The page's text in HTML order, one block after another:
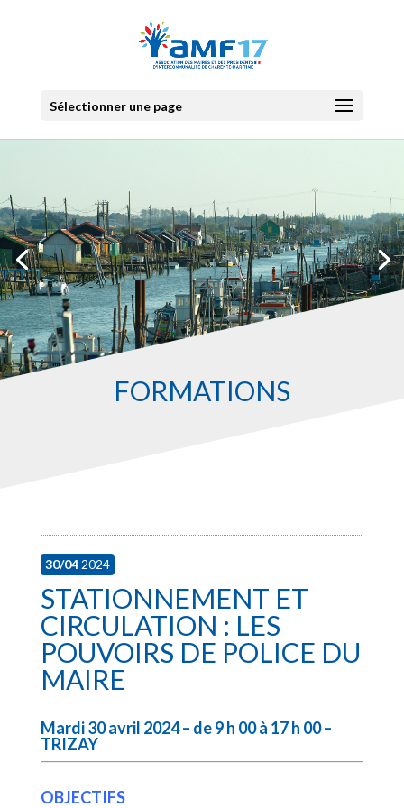
Sélectionner une page
FORMATIONS
30/042024
STATIONNEMENT ET
CIRCULATION : LES
POUVOIRS DE POLICE DU
MAIRE
Mardi 30 avril 2024 – de 9 h 00 à 17 h 00 –
TRIZAY
OBJECTIFS